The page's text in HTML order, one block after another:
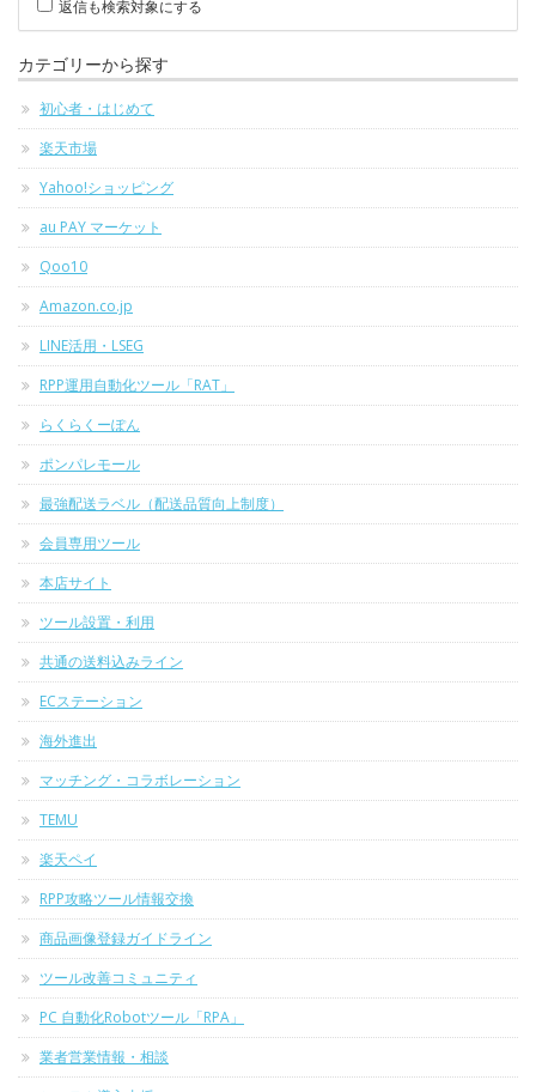
返信も検索対象にする
カテゴリーから探す
初心者・はじめて
楽天市場
Yahoo!ショッピング
au PAY マーケット
Qoo10
Amazon.co.jp
LINE活用・LSEG
RPP運用自動化ツール「RAT」
らくらくーぽん
ポンパレモール
最強配送ラベル（配送品質向上制度）
会員専用ツール
本店サイト
ツール設置・利用
共通の送料込みライン
ECステーション
海外進出
マッチング・コラボレーション
TEMU
楽天ペイ
RPP攻略ツール情報交換
商品画像登録ガイドライン
ツール改善コミュニティ
PC 自動化Robotツール「RPA」
業者営業情報・相談